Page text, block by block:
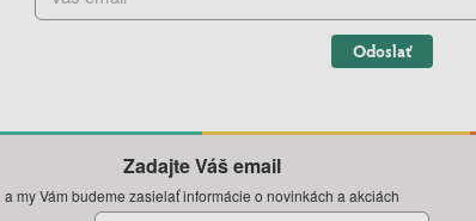
Odoslať
Zadajte Váš email
a my Vám budeme zasielať informácie o novinkách a akciách